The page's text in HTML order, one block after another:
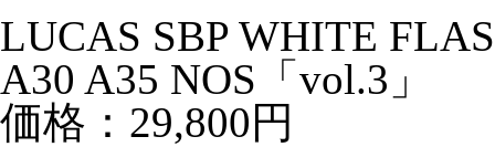
LUCAS SBP WHITE
A30 A35 NOS「vol.3」
価格：29,800円